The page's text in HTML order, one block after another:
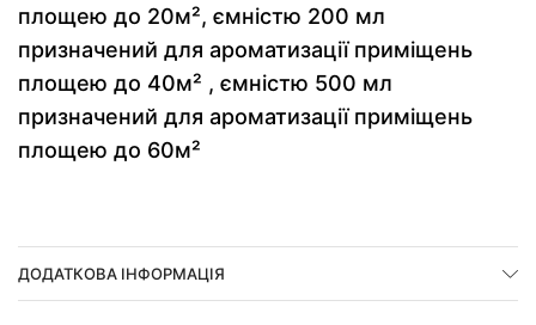
площею до 20м², ємністю 200 мл
призначений для ароматизації приміщень
площею до 40м² , ємністю 500 мл
призначений для ароматизації приміщень
площею до 60м²
ДОДАТКОВА ІНФОРМАЦІЯ